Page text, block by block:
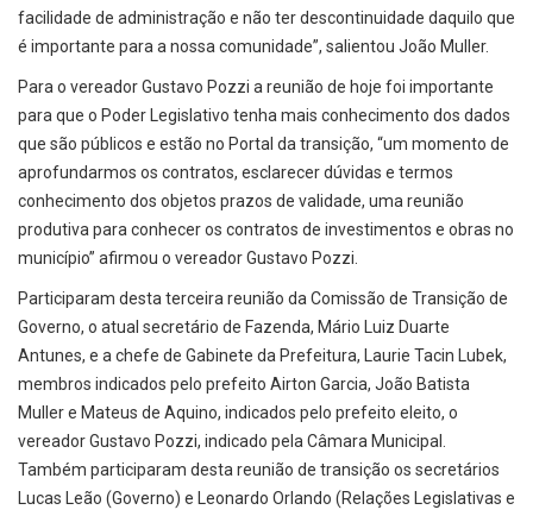
facilidade de administração e não ter descontinuidade daquilo que
é importante para a nossa comunidade”, salientou João Muller.
Para o vereador Gustavo Pozzi a reunião de hoje foi importante
para que o Poder Legislativo tenha mais conhecimento dos dados
que são públicos e estão no Portal da transição, “um momento de
aprofundarmos os contratos, esclarecer dúvidas e termos
conhecimento dos objetos prazos de validade, uma reunião
produtiva para conhecer os contratos de investimentos e obras no
município” afirmou o vereador Gustavo Pozzi.
Participaram desta terceira reunião da Comissão de Transição de
Governo, o atual secretário de Fazenda, Mário Luiz Duarte
Antunes, e a chefe de Gabinete da Prefeitura, Laurie Tacin Lubek,
membros indicados pelo prefeito Airton Garcia, João Batista
Muller e Mateus de Aquino, indicados pelo prefeito eleito, o
vereador Gustavo Pozzi, indicado pela Câmara Municipal.
Também participaram desta reunião de transição os secretários
Lucas Leão (Governo) e Leonardo Orlando (Relações Legislativas e